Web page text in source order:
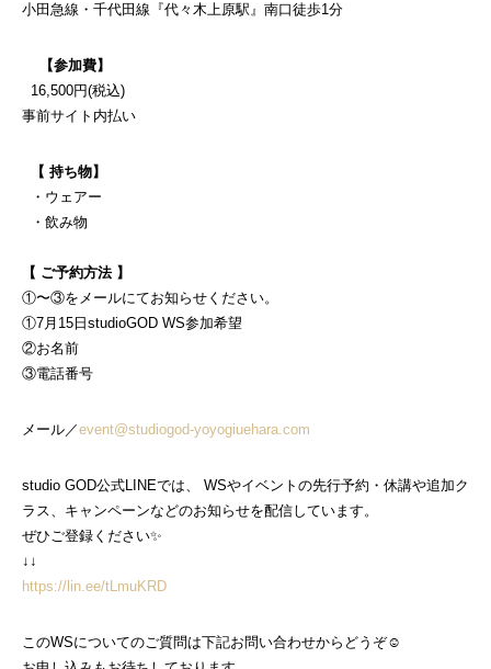
小田急線・千代田線『代々木上原駅』南口徒歩1分
【参加費】
16,500円(税込)
事前サイト内払い
【 持ち物】
・ウェアー
・飲み物
【 ご予約方法 】
①〜③をメールにてお知らせください。
①7月15日studioGOD WS参加希望
②お名前
③電話番号
メール／event@studiogod-yoyogiuehara.com
studio GOD公式LINEでは、 WSやイベントの先行予約・休講や追加ク
ラス、キャンペーンなどのお知らせを配信しています。
ぜひご登録ください✨
↓↓
https://lin.ee/tLmuKRD
このWSについてのご質問は下記お問い合わせからどうぞ☺